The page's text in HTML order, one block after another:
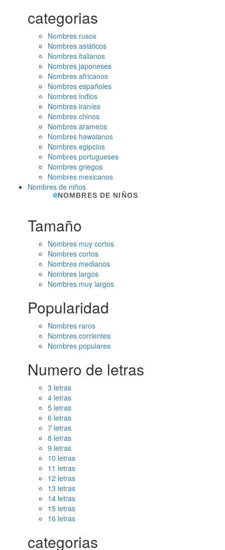
categorias
Nombres rusos
Nombres asiáticos
Nombres italianos
Nombres japoneses
Nombres africanos
Nombres españoles
Nombres indios
Nombres iraníes
Nombres chinos
Nombres arameos
Nombres hawaianos
Nombres egipcios
Nombres portugueses
Nombres griegos
Nombres mexicanos
Nombres de niños
NOMBRES DE NIÑOS
Tamaño
Nombres muy cortos
Nombres cortos
Nombres medianos
Nombres largos
Nombres muy largos
Popularidad
Nombres raros
Nombres corrientes
Nombres populares
Numero de letras
3 letras
4 letras
5 letras
6 letras
7 letras
8 letras
9 letras
10 letras
11 letras
12 letras
13 letras
14 letras
15 letras
16 letras
categorias